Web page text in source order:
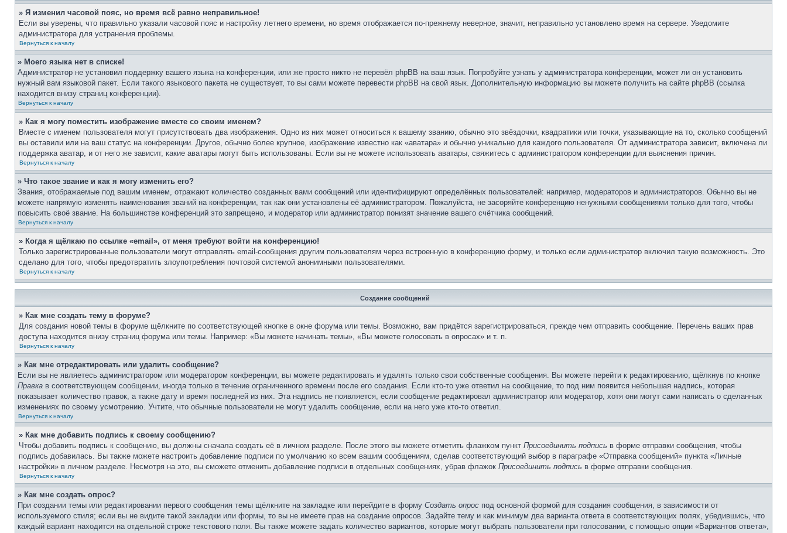
» Я изменил часовой пояс, но время всё равно неправильное!
Если вы уверены, что правильно указали часовой пояс и настройку летнего времени, но время отображается по-прежнему неверное, значит, неправильно установлено время на сервере. Уведомите
администратора для устранения проблемы.
Вернуться к началу
» Моего языка нет в списке!
Администратор не установил поддержку вашего языка на конференции, или же просто никто не перевёл phpBB на ваш язык. Попробуйте узнать у администратора конференции, может ли он установить
нужный вам языковой пакет. Если такого языкового пакета не существует, то вы сами можете перевести phpBB на свой язык. Дополнительную информацию вы можете получить на сайте phpBB (ссылка
находится внизу страниц конференции).
Вернуться к началу
» Как я могу поместить изображение вместе со своим именем?
Вместе с именем пользователя могут присутствовать два изображения. Одно из них может относиться к вашему званию, обычно это звёздочки, квадратики или точки, указывающие на то, сколько сообщений
вы оставили или на ваш статус на конференции. Другое, обычно более крупное, изображение известно как «аватара» и обычно уникально для каждого пользователя. От администратора зависит, включена ли
поддержка аватар, и от него же зависит, какие аватары могут быть использованы. Если вы не можете использовать аватары, свяжитесь с администратором конференции для выяснения причин.
Вернуться к началу
» Что такое звание и как я могу изменить его?
Звания, отображаемые под вашим именем, отражают количество созданных вами сообщений или идентифицируют определённых пользователей: например, модераторов и администраторов. Обычно вы не
можете напрямую изменять наименования званий на конференции, так как они установлены её администратором. Пожалуйста, не засоряйте конференцию ненужными сообщениями только для того, чтобы
повысить своё звание. На большинстве конференций это запрещено, и модератор или администратор понизят значение вашего счётчика сообщений.
Вернуться к началу
» Когда я щёлкаю по ссылке «email», от меня требуют войти на конференцию!
Только зарегистрированные пользователи могут отправлять email-сообщения другим пользователям через встроенную в конференцию форму, и только если администратор включил такую возможность. Это
сделано для того, чтобы предотвратить злоупотребления почтовой системой анонимными пользователями.
Вернуться к началу
Создание сообщений
» Как мне создать тему в форуме?
Для создания новой темы в форуме щёлкните по соответствующей кнопке в окне форума или темы. Возможно, вам придётся зарегистрироваться, прежде чем отправить сообщение. Перечень ваших прав
доступа находится внизу страниц форума или темы. Например: «Вы можете начинать темы», «Вы можете голосовать в опросах» и т. п.
Вернуться к началу
» Как мне отредактировать или удалить сообщение?
Если вы не являетесь администратором или модератором конференции, вы можете редактировать и удалять только свои собственные сообщения. Вы можете перейти к редактированию, щёлкнув по кнопке
Правка в соответствующем сообщении, иногда только в течение ограниченного времени после его создания. Если кто-то уже ответил на сообщение, то под ним появится небольшая надпись, которая
показывает количество правок, а также дату и время последней из них. Эта надпись не появляется, если сообщение редактировал администратор или модератор, хотя они могут сами написать о сделанных
изменениях по своему усмотрению. Учтите, что обычные пользователи не могут удалить сообщение, если на него уже кто-то ответил.
Вернуться к началу
» Как мне добавить подпись к своему сообщению?
Чтобы добавить подпись к сообщению, вы должны сначала создать её в личном разделе. После этого вы можете отметить флажком пункт Присоединить подпись в форме отправки сообщения, чтобы
подпись добавилась. Вы также можете настроить добавление подписи по умолчанию ко всем вашим сообщениям, сделав соответствующий выбор в параграфе «Отправка сообщений» пункта «Личные
настройки» в личном разделе. Несмотря на это, вы сможете отменить добавление подписи в отдельных сообщениях, убрав флажок Присоединить подпись в форме отправки сообщения.
Вернуться к началу
» Как мне создать опрос?
При создании темы или редактировании первого сообщения темы щёлкните на закладке или перейдите в форму Создать опрос под основной формой для создания сообщения, в зависимости от
используемого стиля; если вы не видите такой закладки или формы, то вы не имеете прав на создание опросов. Задайте тему и как минимум два варианта ответа в соответствующих полях, убедившись, что
каждый вариант находится на отдельной строке текстового поля. Вы также можете задать количество вариантов, которые могут выбрать пользователи при голосовании, с помощью опции «Вариантов ответа»,